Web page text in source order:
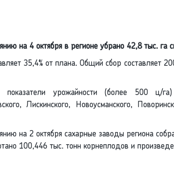
на 4 октября в регионе убрано 42,8 тыс. га
35,4% от плана. Общий сбор составляет
показатели урожайности (более 500 ц/
Лискинского, Новоусманского,
на 2 октября сахарные заводы региона
100,446 тыс. тонн корнеплодов и